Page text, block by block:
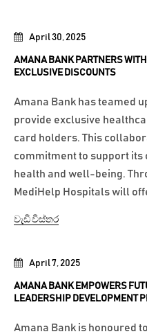
April 7, 2025
AMANA BANK EMPOWERS
LEADERSHIP DEVELOPMENT
Amana Bank is honoured
April 30, 2025
AMANA BANK PARTNERS
EXCLUSIVE DISCOUNTS
Amana Bank has teamed
provide exclusive
card holders. This
commitment to support
health and well-being.
MediHelp Hospitals will
වැඩි විස්තර